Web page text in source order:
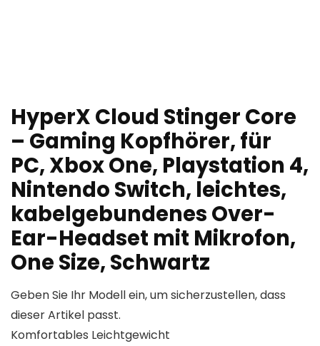
HyperX Cloud Stinger Core
– Gaming Kopfhörer, für
PC, Xbox One, Playstation 4,
Nintendo Switch, leichtes,
kabelgebundenes Over-
Ear-Headset mit Mikrofon,
One Size, Schwartz
Geben Sie Ihr Modell ein, um sicherzustellen, dass
dieser Artikel passt.
Komfortables Leichtgewicht